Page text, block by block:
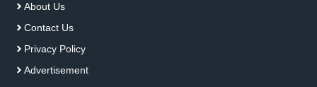
About Us
Contact Us
Privacy Policy
Advertisement